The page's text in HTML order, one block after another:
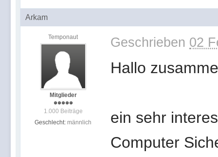
Arkam
Temponaut
Mitglieder
1.000 Beiträge
Geschlecht: männlich
Geschrieben 02
Hallo
ein sehr
Computer